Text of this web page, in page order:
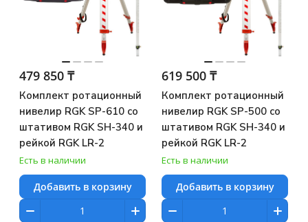
479 850 ₸
Комплект ротационный
нивелир RGK SP-610 со
штативом RGK SH-340 и
рейкой RGK LR-2
Есть в наличии
Добавить в корзину
619 500 ₸
Комплект ротационный
нивелир RGK SP-500 со
штативом RGK SH-340 и
рейкой RGK LR-2
Есть в наличии
Добавить в корзину